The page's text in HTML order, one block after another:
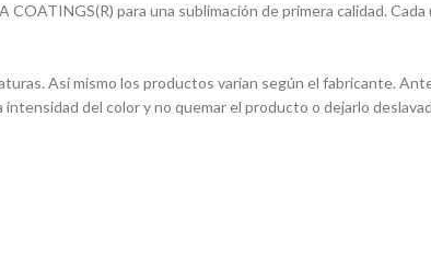
para una sublimación de primera calidad.
Así mismo los productos varían según el fabricante.
del color y no quemar el producto o dejarlo